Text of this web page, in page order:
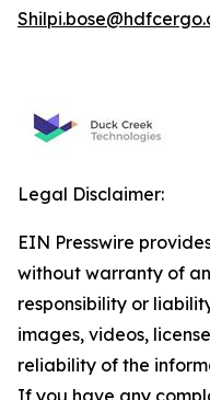
Legal Disclaimer:
EIN Presswire
without warranty of
responsibility or
images, videos,
reliability of the
If you have any